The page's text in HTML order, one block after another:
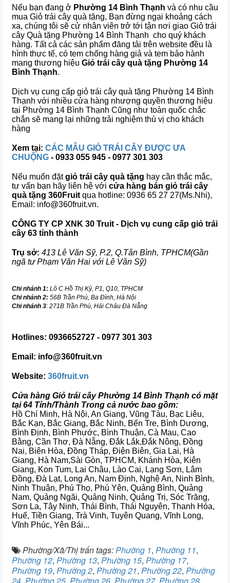
Nếu bạn đang ở Phường 14 Bình Thạnh và có nhu cầu
mua Giỏ trái cây quà tặng, Bạn đừng ngại khoảng cách
xa, chúng tôi sẽ cử nhân viên trở tới tận nơi giao Giỏ trái
cây Quà tặng Phường 14 Bình Thạnh cho quý khách
hàng. Tất cả các sản phẩm đăng tải trên website đều là
hình thực tế, có tem chống hàng giả và tem bảo hành
mang thương hiệu Giỏ trái cây quà tặng Phường 14
Bình Thạnh.
Dịch vụ cung cấp giỏ trái cây quà tặng Phường 14 Bình
Thạnh với nhiều cửa hàng nhượng quyền thương hiệu
tại Phường 14 Bình Thạnh Cũng như toàn quốc chắc
chắn sẽ mang lại những trải nghiệm thù vị cho khách
hàng
Xem tại: CÁC MẪU GIỎ TRÁI CÂY ĐƯỢC ƯA
CHUỘNG - 0933 055 945 - 0977 301 303
Nếu muốn đặtgiỏ trái cây quà tặng hay cần thắc mắc,
tư vấn bạn hãy liên hệ với cửa hàng bán giỏ trái cây
quà tặng 360Fruit qua hotline: 0936 65 27 27(Ms.Nhi),
Email: info@360fruit.vn.
CÔNG TY CP XNK 30 Truit - Dịch vụ cung cấp giỏ trái
cây 63 tỉnh thành
Trụ sở: 413 Lê Văn Sỹ, P.2, Q.Tân Bình, TPHCM(Gần
ngã tư Phạm Văn Hai với Lê Văn Sỹ)
Chi nhánh 1: Lô C Hồ Thị Kỷ, P1, Q10, TPHCM
Chi nhánh 2: 56B Trần Phú, Ba Đình, Hà Nội
Chi nhánh 3: 271B Trần Phú, Hải Châu Đà Nẵng
Hotlines: 0936652727 - 0977 301 303
Email: info@360fruit.vn
Website: 360fruit.vn
Cửa hàng Giỏ trái cây Phường 14 Bình Thạnh có mặt
tại 64 Tỉnh/Thành Trong cả nước bao gồm:
Hồ Chí Minh, Hà Nội, An Giang, Vũng Tàu, Bạc Liêu,
Bắc Kạn, Bắc Giang, Bắc Ninh, Bến Tre, Bình Dương,
Bình Định, Bình Phước, Bình Thuận, Cà Mau, Cao
Bằng, Cần Thơ, Đà Nẵng, Đắk Lắk,Đắk Nông, Đồng
Nai, Biên Hòa, Đồng Tháp, Điện Biên, Gia Lai, Hà
Giang, Hà Nam,Sài Gòn, TPHCM, Khánh Hòa, Kiên
Giang, Kon Tum, Lai Châu, Lào Cai, Lạng Sơn, Lâm
Đồng, Đà Lạt, Long An, Nam Định, Nghệ An, Ninh Bình,
Ninh Thuận, Phú Thọ, Phú Yên, Quảng Bình, Quảng
Nam, Quảng Ngãi, Quảng Ninh, Quảng Trị, Sóc Trăng,
Sơn La, Tây Ninh, Thái Bình, Thái Nguyên, Thanh Hóa,
Huế, Tiền Giang, Trà Vinh, Tuyên Quang, Vĩnh Long,
Vĩnh Phúc, Yên Bái...
Phường/Xã/Thị trấn tags:Phường 1, Phường 11,
Phường 12, Phường 13, Phường 15, Phường 17,
Phường 19, Phường 2, Phường 21, Phường 22, Phường